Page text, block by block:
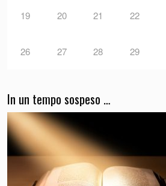
19 20 21 22
26 27 28 29
In un tempo sospeso …